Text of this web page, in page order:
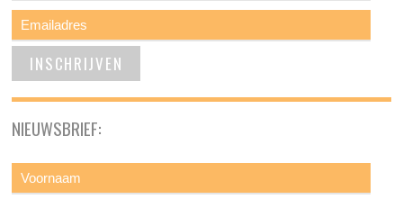
NIEUWSBRIEF: